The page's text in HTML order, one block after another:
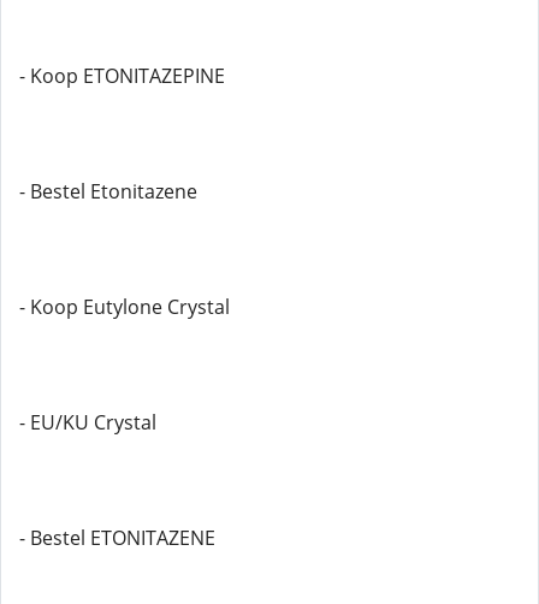
- Koop ETONITAZEPINE
- Bestel Etonitazene
- Koop Eutylone Crystal
- EU/KU Crystal
- Bestel ETONITAZENE